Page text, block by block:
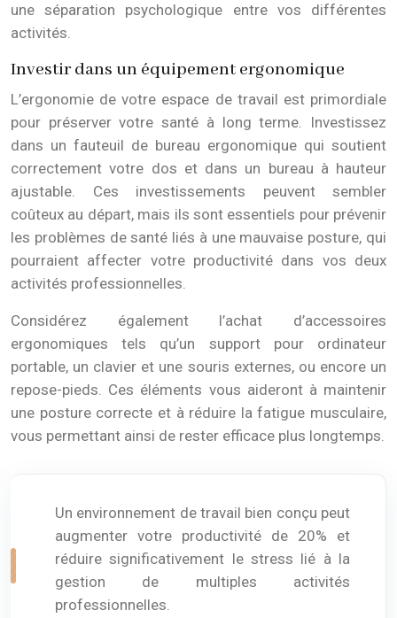
une séparation psychologique entre vos différentes
activités.
Investir dans un équipement ergonomique
L’ergonomie de votre espace de travail est primordiale
pour préserver votre santé à long terme. Investissez
dans un fauteuil de bureau ergonomique qui soutient
correctement votre dos et dans un bureau à hauteur
ajustable. Ces investissements peuvent sembler
coûteux au départ, mais ils sont essentiels pour prévenir
les problèmes de santé liés à une mauvaise posture, qui
pourraient affecter votre productivité dans vos deux
activités professionnelles.
Considérez également l’achat d’accessoires
ergonomiques tels qu’un support pour ordinateur
portable, un clavier et une souris externes, ou encore un
repose-pieds. Ces éléments vous aideront à maintenir
une posture correcte et à réduire la fatigue musculaire,
vous permettant ainsi de rester efficace plus longtemps.
Un environnement de travail bien conçu peut
augmenter votre productivité de 20% et
réduire significativement le stress lié à la
gestion de multiples activités
professionnelles.